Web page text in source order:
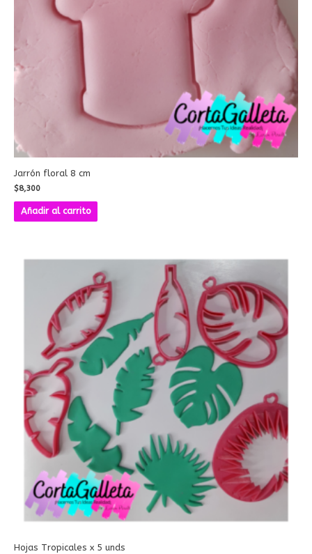
Jarrón floral 8 cm
$8,300
Añadir al carrito
Hojas Tropicales x 5 unds